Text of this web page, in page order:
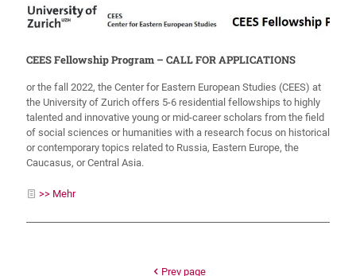
CEES Fellowship Program – CALL FOR APPLICATIONS
or the fall 2022, the Center for Eastern European Studies (CEES) at
the University of Zurich offers 5-6 residential fellowships to highly
talented and innovative young or mid-career scholars from the field
of social sciences or humanities with a research focus on historical
or contemporary topics related to Russia, Eastern Europe, the
Caucasus, or Central Asia.
>> Mehr
Prev page